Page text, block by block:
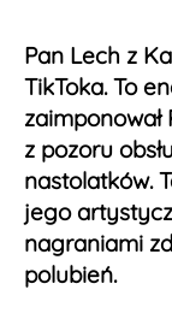
Pan Lech z
TikToka. To
z pozoru
nastolatków.
jego
nagraniami
polubień.